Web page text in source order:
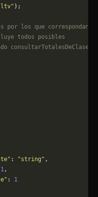
);
por los que correspondan.
todos posibles
: "string" ,
1,
: 1